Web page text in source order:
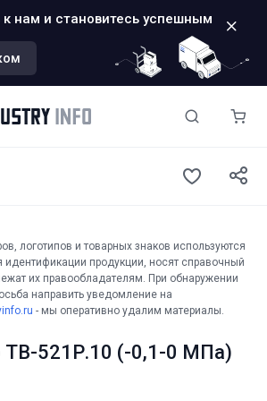
нам и становитесь успешным
логотипов и товарных знаков используются
идентификации продукции, носят справочный
их правообладателям. При обнаружении
направить уведомление на
- мы оперативно удалим материалы.
ТВ-521Р.10 (-0,1-0 МПа)